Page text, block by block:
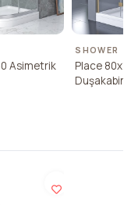
Asimetrik
SHOWER
Place
Duşakabin